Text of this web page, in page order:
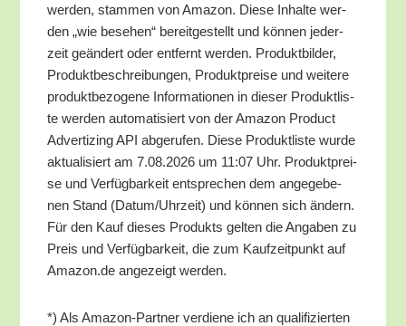
wer­den, stam­men von Ama­zon. Die­se Inhal­te wer­
den „wie bese­hen“ bereit­ge­stellt und kön­nen jeder­
zeit geän­dert oder ent­fernt wer­den. Pro­dukt­bil­der,
Pro­dukt­be­schrei­bun­gen, Pro­dukt­prei­se und wei­te­re
pro­dukt­be­zo­ge­ne Infor­ma­tio­nen in die­ser Pro­dukt­lis­
te wer­den auto­ma­ti­siert von der Ama­zon Pro­duct
Adver­tiz­ing API abge­ru­fen. Die­se Pro­dukt­lis­te wur­de
aktua­li­siert am 7.08.2026 um 11:07 Uhr. Pro­dukt­prei­
se und Ver­füg­bar­keit ent­spre­chen dem ange­ge­be­
nen Stand (Datum/​Uhrzeit) und kön­nen sich ändern.
Für den Kauf die­ses Pro­dukts gel­ten die Anga­ben zu
Preis und Ver­füg­bar­keit, die zum Kauf­zeit­punkt auf
Amazon.de ange­zeigt werden.
*) Als Ama­zon-Part­ner ver­die­ne ich an qua­li­fi­zier­ten